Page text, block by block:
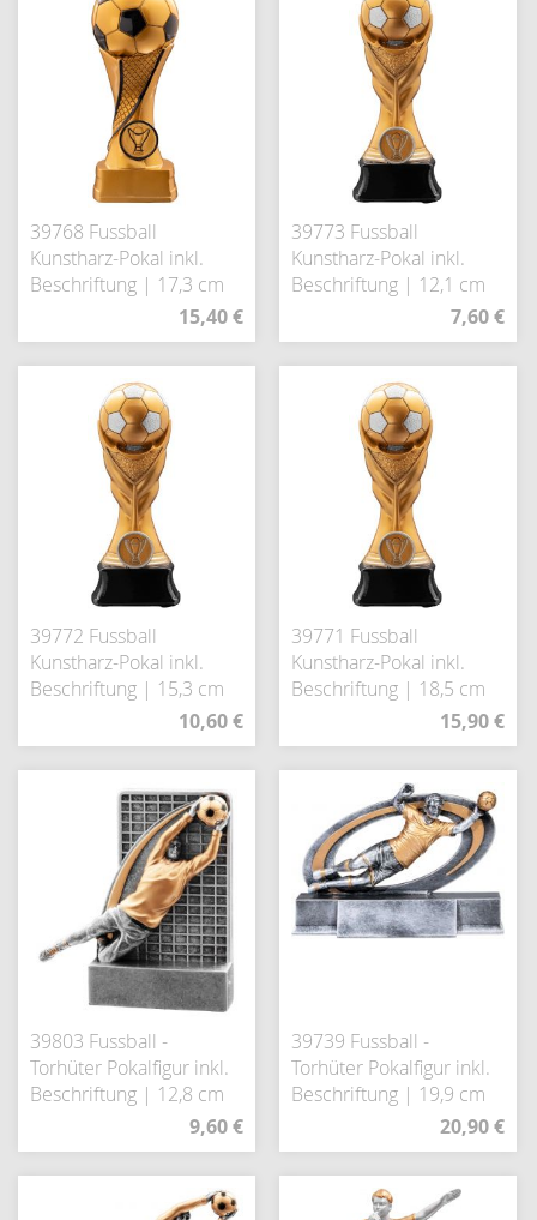
39768 Fussball
Kunstharz-Pokal inkl.
Beschriftung | 17,3 cm
15,40 €
39773 Fussball
Kunstharz-Pokal inkl.
Beschriftung | 12,1 cm
7,60 €
39772 Fussball
Kunstharz-Pokal inkl.
Beschriftung | 15,3 cm
10,60 €
39771 Fussball
Kunstharz-Pokal inkl.
Beschriftung | 18,5 cm
15,90 €
39803 Fussball -
Torhüter Pokalfigur inkl.
Beschriftung | 12,8 cm
9,60 €
39739 Fussball -
Torhüter Pokalfigur inkl.
Beschriftung | 19,9 cm
20,90 €